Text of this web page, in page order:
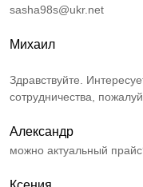
sasha98s@ukr.net
Михаил
Здравствуйте.
сотрудничества,
Александр
можно актуальный